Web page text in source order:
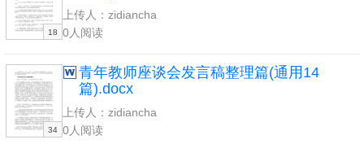
18
上传人：zidiancha
0人阅读
34
青年教师座谈会发言稿整理篇(通用14
篇).docx
上传人：zidiancha
0人阅读